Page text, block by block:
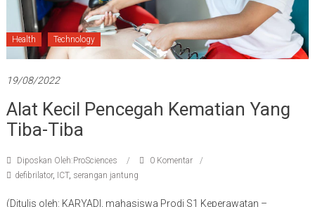
Health Technology
19/08/2022
Alat Kecil Pencegah Kematian Yang
Tiba-Tiba
Diposkan Oleh:ProSciences
0 Komentar
defibrilator, ICT, serangan jantung
(Ditulis oleh: KARYADI, mahasiswa Prodi S1 Keperawatan –